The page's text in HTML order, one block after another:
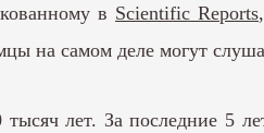
в Scientific Reports
на самом деле могут
лет. За последние 5